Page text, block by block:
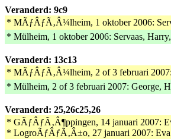
Veranderd: 9c9
* MÃƒÂƒÃ‚Â¼lheim, 1 oktober 2006:
* Mülheim, 1 oktober 2006: Servaas,
Veranderd: 13c13
* MÃƒÂƒÃ‚Â¼lheim, 2 of 3 februari 2007:
* Mülheim, 2 of 3 februari 2007: George,
Veranderd: 25,26c25,26
* GÃƒÂƒÃ‚Â¶ppingen, 14 januari 2007:
* LogroÃƒÂƒÃ‚Â±o, 27 januari 2007: Eva